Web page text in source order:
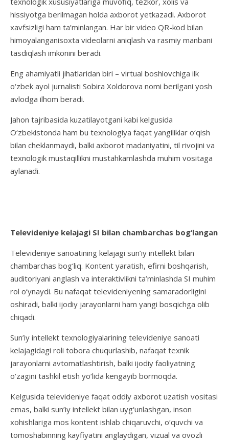
hissiyotga berilmagan holda axborot yetkazadi. Axborot
xavfsizligi ham ta’minlangan. Har bir video QR-kod bilan
himoyalanganisoxta videolarni aniqlash va rasmiy manbani
tasdiqlash imkonini beradi.
Eng ahamiyatli jihatlaridan biri – virtual boshlovchiga ilk
o‘zbek ayol jurnalisti Sobira Xoldorova nomi berilgani yosh
avlodga ilhom beradi.
Jahon tajribasida kuzatilayotgani kabi kelgusida
O‘zbekistonda ham bu texnologiya faqat yangiliklar o‘qish
bilan cheklanmaydi, balki axborot madaniyatini, til rivojini va
texnologik mustaqillikni mustahkamlashda muhim vositaga
aylanadi.
Televideniye kelajagi SI bilan chambarchas bog‘langan
Televideniye sanoatining kelajagi sun’iy intellekt bilan
chambarchas bog‘liq. Kontent yaratish, efirni boshqarish,
auditoriyani anglash va interaktivlikni ta’minlashda SI muhim
rol o‘ynaydi. Bu nafaqat televideniyening samaradorligini
oshiradi, balki ijodiy jarayonlarni ham yangi bosqichga olib
chiqadi.
Sun’iy intellekt texnologiyalarining televideniye sanoati
kelajagidagi roli tobora chuqurlashib, nafaqat texnik
jarayonlarni avtomatlashtirish, balki ijodiy faoliyatning
o‘zagini tashkil etish yo‘lida kengayib bormoqda.
Kelgusida televideniye faqat oddiy axborot uzatish vositasi
emas, balki sun’iy intellekt bilan uyg‘unlashgan, inson
xohishlariga mos kontent ishlab chiqaruvchi, o‘quvchi va
tomoshabinning kayfiyatini anglaydigan, vizual va ovozli